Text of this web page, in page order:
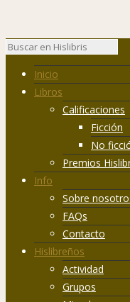
Inicio
Libros
Calificaciones
Ficción
No
Premios
Info
Sobre
FAQs
Contacto
Hislibreños
Actividad
Grupos